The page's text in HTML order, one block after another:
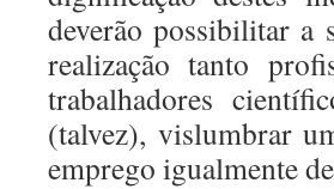
deverão possibilitar a
realização tanto
trabalhadores
(talvez), vislumbrar
emprego igualmente